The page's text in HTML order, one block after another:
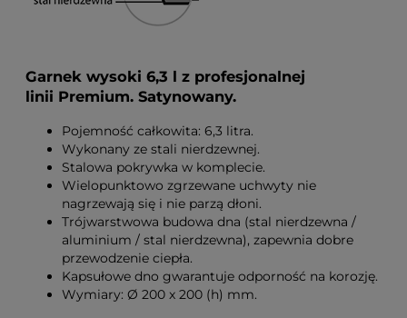
Garnek wysoki 6,3 l z profesjonalnej
linii Premium. Satynowany.
Pojemność całkowita: 6,3 litra.
Wykonany ze stali nierdzewnej.
Stalowa pokrywka w komplecie.
Wielopunktowo zgrzewane uchwyty nie
nagrzewają się i nie parzą dłoni.
Trójwarstwowa budowa dna (stal nierdzewna /
aluminium / stal nierdzewna), zapewnia dobre
przewodzenie ciepła.
Kapsułowe dno gwarantuje odporność na korozję.
Wymiary: Ø 200 x 200 (h) mm.